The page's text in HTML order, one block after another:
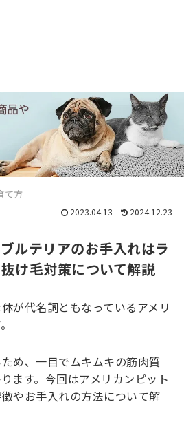
て方
ルテリアのお手入れはラ
け毛対策について解説
2023.04.13 2024.12.23
が代名詞ともなっているアメリ
め、一目でムキムキの筋肉質
ます。今回はアメリカンピット
やお手入れの方法について解